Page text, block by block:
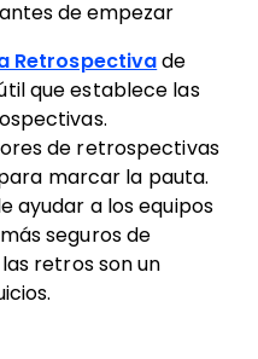
de empezar
Retrospectiva de
que establece las
de retrospectivas
marcar la pauta.
ayudar a los equipos
seguros de
retros son un